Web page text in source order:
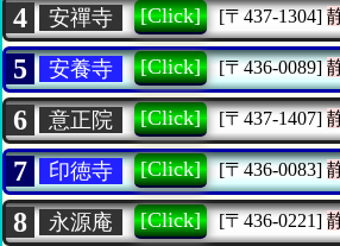
4 安禪寺 [Click] [〒437-1304]
5 安養寺 [Click] [〒436-0089]
6 意正院 [Click] [〒437-1407]
7 印徳寺 [Click] [〒436-0083]
8 永源庵 [Click] [〒436-0221]